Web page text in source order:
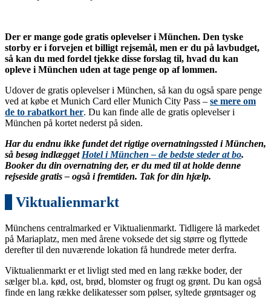
Der er mange gode gratis oplevelser i München. Den tyske
storby er i forvejen et billigt rejsemål, men er du på lavbudget,
så kan du med fordel tjekke disse forslag til, hvad du kan
opleve i München uden at tage penge op af lommen.
Udover de gratis oplevelser i München, så kan du også spare penge
ved at købe et Munich Card eller Munich City Pass – se mere om
de to rabatkort her. Du kan finde alle de gratis oplevelser i
München på kortet nederst på siden.
Har du endnu ikke fundet det rigtige overnatningssted i München,
så besøg indlægget Hotel i München – de bedste steder at bo.
Booker du din overnatning der, er du med til at holde denne
rejseside gratis – også i fremtiden. Tak for din hjælp.
Viktualienmarkt
Münchens centralmarked er Viktualienmarkt. Tidligere lå markedet
på Mariaplatz, men med årene voksede det sig større og flyttede
derefter til den nuværende lokation få hundrede meter derfra.
Viktualienmarkt er et livligt sted med en lang række boder, der
sælger bl.a. kød, ost, brød, blomster og frugt og grønt. Du kan også
finde en lang række delikatesser som pølser, syltede grøntsager og